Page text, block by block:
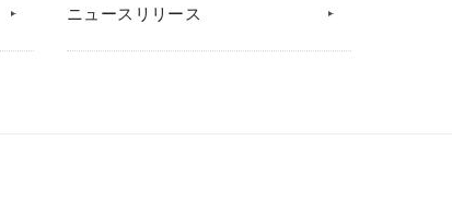
ニュースリリース